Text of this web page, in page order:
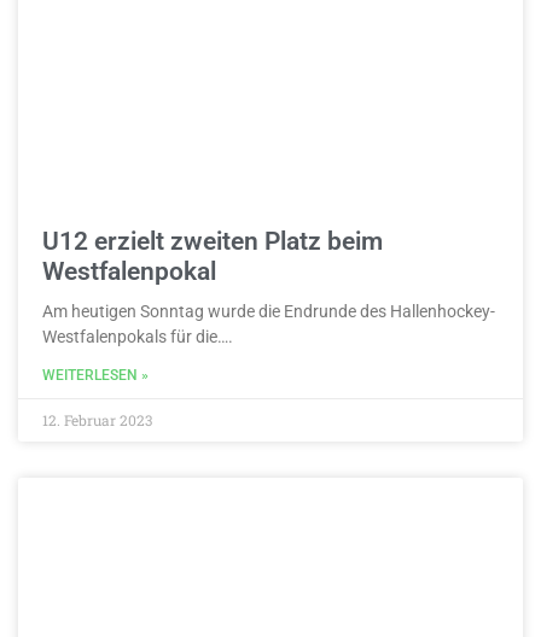
U12 erzielt zweiten Platz beim
Westfalenpokal
Am heutigen Sonntag wurde die Endrunde des Hallenhockey-
Westfalenpokals für die….
WEITERLESEN »
12. Februar 2023